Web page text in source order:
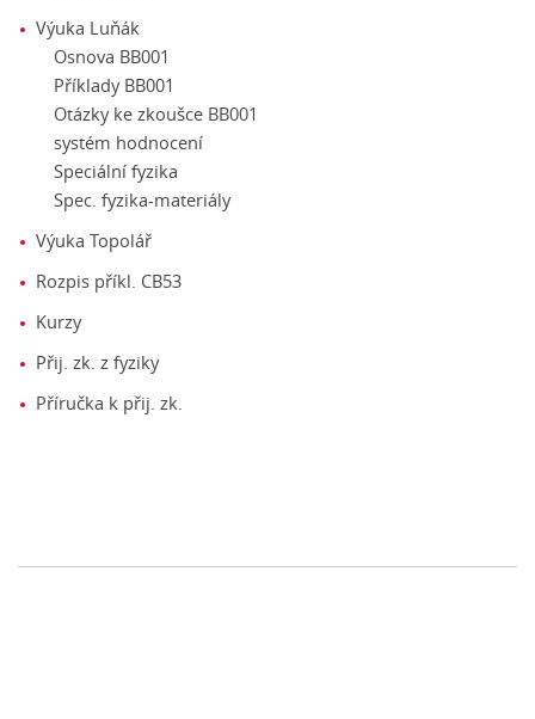
Výuka Luňák
Osnova BB001
Příklady BB001
Otázky ke zkoušce BB001
systém hodnocení
Speciální fyzika
Spec. fyzika-materiály
Výuka Topolář
Rozpis příkl. CB53
Kurzy
Přij. zk. z fyziky
Příručka k přij. zk.